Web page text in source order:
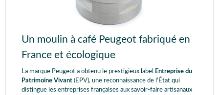
Un moulin à café Peugeot fabriqué en
France et écologique
La marque Peugeot a obtenu le prestigieux label
Entreprise du
Patrimoine Vivant (EPV), une reconnaissance de l'État qui
distingue les entreprises françaises aux savoir-faire artisanaux